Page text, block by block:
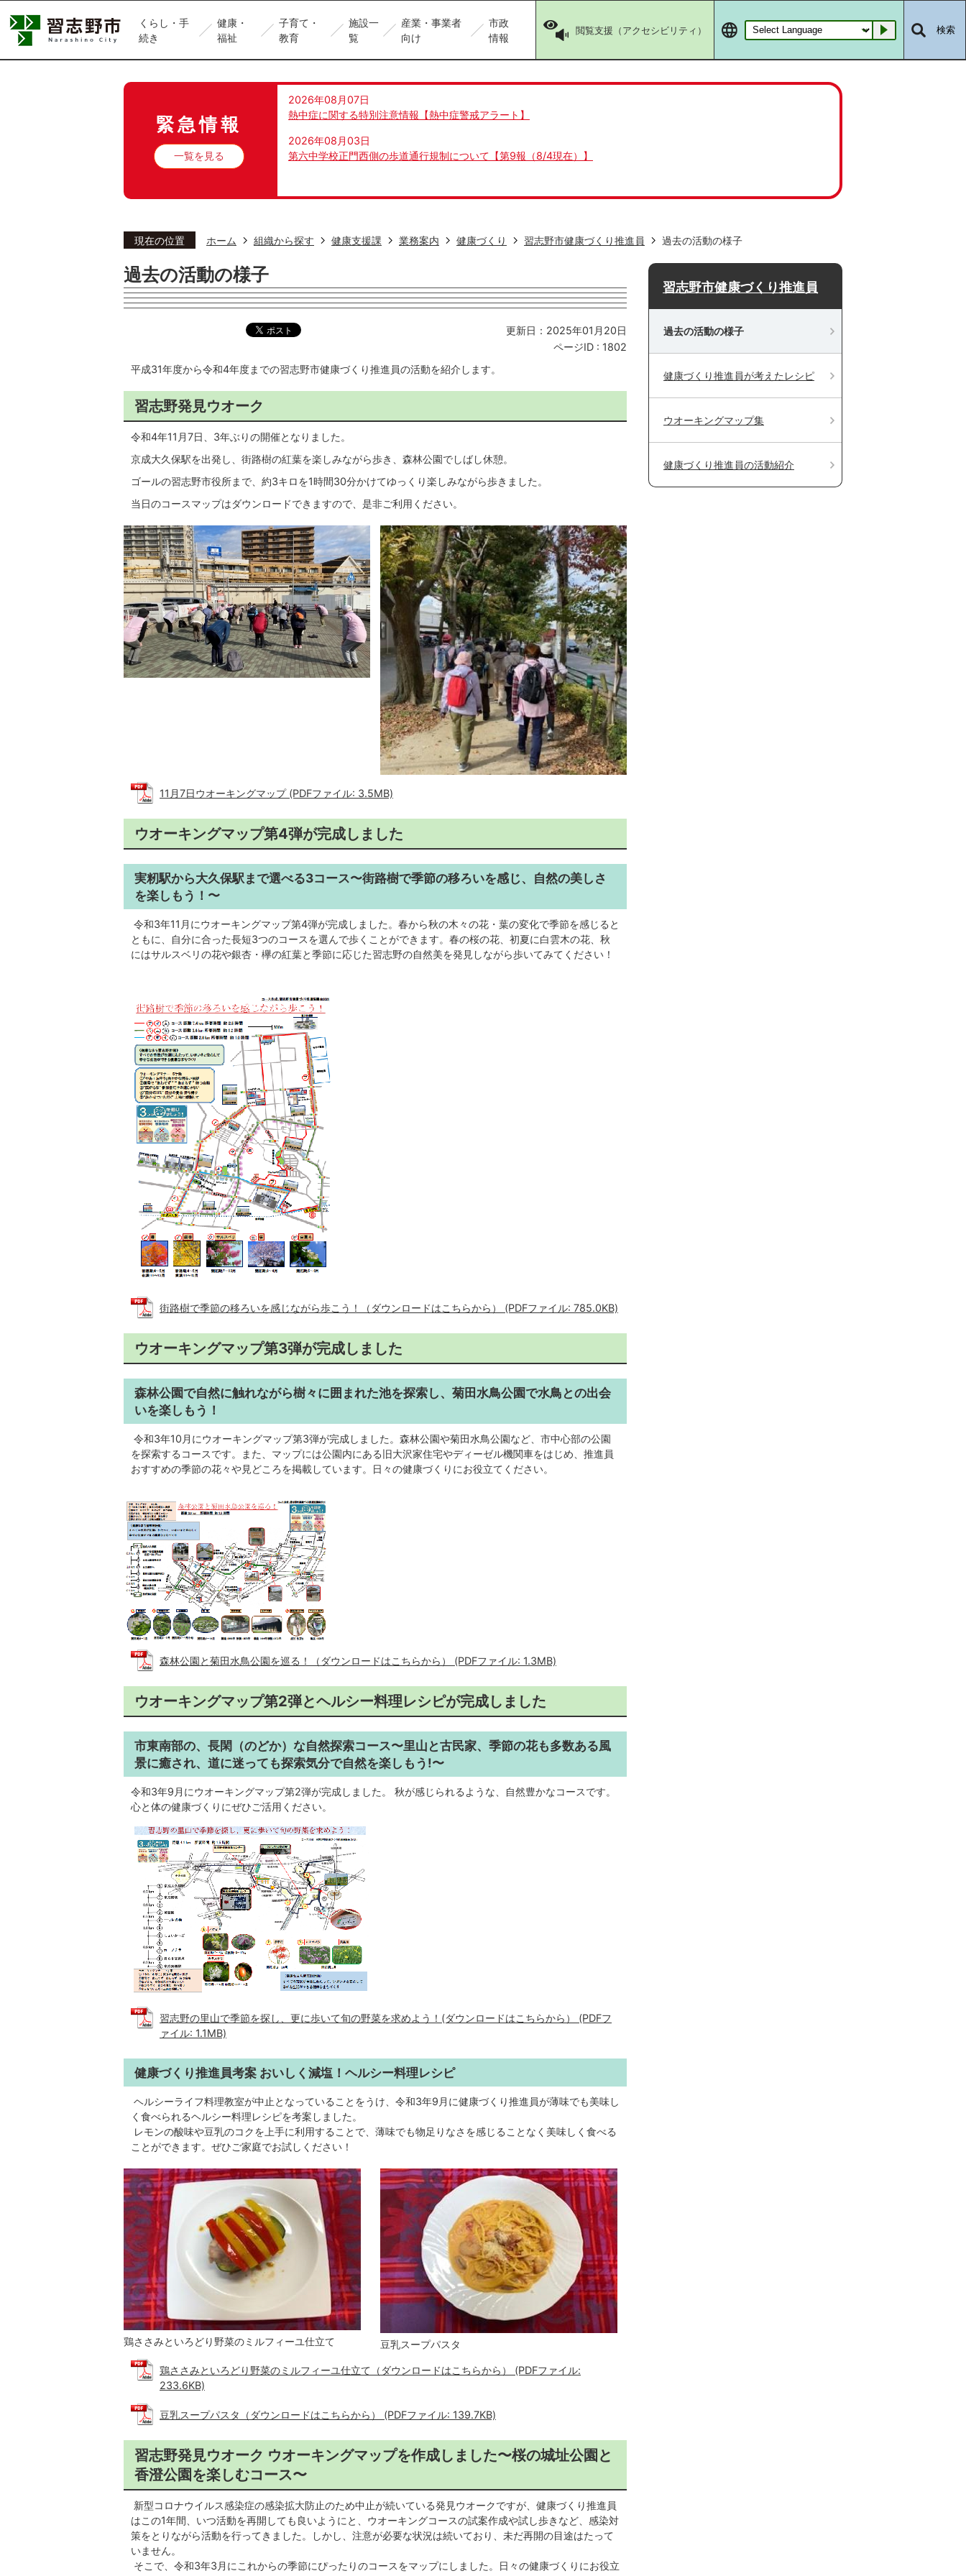
くらし・手
続き
健康・
福祉
子育て・
教育
施設一
覧
産業・事業者
向け
市政
情報
閲覧支援（アクセシビリティ） Go 検索
緊急情報
一覧を見る
2026年08月07日
熱中症に関する特別注意情報【熱中症警戒アラート】
2026年08月03日
第六中学校正門西側の歩道通行規制について【第9報（8/4現在）】
現在の位置 ホーム 組織から探す 健康支援課 業務案内 健康づくり 習志野市健康づくり推進員 過去の活動の様子
過去の活動の様子
更新日：2025年01月20日
ページID : 1802
平成31年度から令和4年度までの習志野市健康づくり推進員の活動を紹介します。
習志野発見ウオーク
令和4年11月7日、3年ぶりの開催となりました。
京成大久保駅を出発し、街路樹の紅葉を楽しみながら歩き、森林公園でしばし休憩。
ゴールの習志野市役所まで、約3キロを1時間30分かけてゆっくり楽しみながら歩きました。
当日のコースマップはダウンロードできますので、是非ご利用ください。
11月7日ウオーキングマップ (PDFファイル: 3.5MB)
ウオーキングマップ第4弾が完成しました
実籾駅から大久保駅まで選べる3コース〜街路樹で季節の移ろいを感じ、自然の美しさ
を楽しもう！〜
令和3年11月にウオーキングマップ第4弾が完成しました。春から秋の木々の花・葉の変化で季節を感じると
ともに、自分に合った長短3つのコースを選んで歩くことができます。春の桜の花、初夏に白雲木の花、秋
にはサルスベリの花や銀杏・欅の紅葉と季節に応じた習志野の自然美を発見しながら歩いてみてください！
街路樹で季節の移ろいを感じながら歩こう！（ダウンロードはこちらから） (PDFファイル: 785.0KB)
ウオーキングマップ第3弾が完成しました
森林公園で自然に触れながら樹々に囲まれた池を探索し、菊田水鳥公園で水鳥との出会
いを楽しもう！
令和3年10月にウオーキングマップ第3弾が完成しました。森林公園や菊田水鳥公園など、市中心部の公園
を探索するコースです。また、マップには公園内にある旧大沢家住宅やディーゼル機関車をはじめ、推進員
おすすめの季節の花々や見どころを掲載しています。日々の健康づくりにお役立てください。
森林公園と菊田水鳥公園を巡る！（ダウンロードはこちらから） (PDFファイル: 1.3MB)
ウオーキングマップ第2弾とヘルシー料理レシピが完成しました
市東南部の、長閑（のどか）な自然探索コース〜里山と古民家、季節の花も多数ある風
景に癒され、道に迷っても探索気分で自然を楽しもう!〜
令和3年9月にウオーキングマップ第2弾が完成しました。 秋が感じられるような、自然豊かなコースです。
心と体の健康づくりにぜひご活用ください。
習志野の里山で季節を探し、更に歩いて旬の野菜を求めよう！(ダウンロードはこちらから） (PDFフ
ァイル: 1.1MB)
健康づくり推進員考案 おいしく減塩！ヘルシー料理レシピ
ヘルシーライフ料理教室が中止となっていることをうけ、令和3年9月に健康づくり推進員が薄味でも美味し
く食べられるヘルシー料理レシピを考案しました。
レモンの酸味や豆乳のコクを上手に利用することで、薄味でも物足りなさを感じることなく美味しく食べる
ことができます。ぜひご家庭でお試しください！
鶏ささみといろどり野菜のミルフィーユ仕立て 豆乳スープパスタ
鶏ささみといろどり野菜のミルフィーユ仕立て（ダウンロードはこちらから） (PDFファイル:
233.6KB)
豆乳スープパスタ（ダウンロードはこちらから） (PDFファイル: 139.7KB)
習志野発見ウオーク ウオーキングマップを作成しました〜桜の城址公園と
香澄公園を楽しむコース〜
新型コロナウイルス感染症の感染拡大防止のため中止が続いている発見ウオークですが、健康づくり推進員
はこの1年間、いつ活動を再開しても良いようにと、ウオーキングコースの試案作成や試し歩きなど、感染対
策をとりながら活動を行ってきました。しかし、注意が必要な状況は続いており、未だ再開の目途はたって
いません。
そこで、令和3年3月にこれからの季節にぴったりのコースをマップにしました。日々の健康づくりにお役立
習志野市健康づくり推進員
過去の活動の様子
健康づくり推進員が考えたレシピ
ウオーキングマップ集
健康づくり推進員の活動紹介